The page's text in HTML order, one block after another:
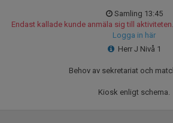
Samling 13:45
Endast kallade kunde anmäla sig till
Logga in här
Herr J Nivå 1
Behov av sekretariat och
Kiosk enligt schema.